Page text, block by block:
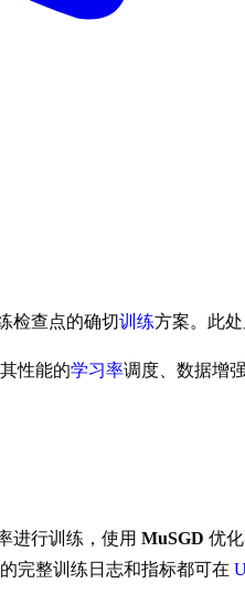
检查点的确切训练方案。此
性能的学习率调度、数据增
进行训练，使用 MuSGD 优
完整训练日志和指标都可在